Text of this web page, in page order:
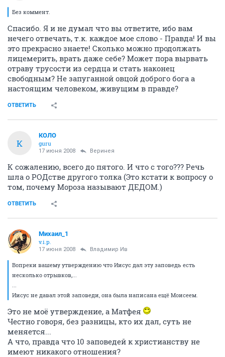
Без коммент.
Спасибо. Я и не думал что вы ответите, ибо вам
нечего отвечать, т.к. каждое мое слово - Правда! И вы
это прекрасно знаете! Сколько можно продолжать
лицемерить, врать даже себе? Может пора вырвать
отраву трусости из сердца и стать наконец
свободным? Не запуганной овцой доброго бога а
настоящим человеком, живущим в правде?
ОТВЕТИТЬ
К
КОЛО
guru
17 июня 2008 Веринея
К сожалению, всего до пятого. И что с того??? Речь
шла о РОДстве другого толка (Это кстати к вопросу о
том, почему Мороза называют ДЕДОМ.)
ОТВЕТИТЬ
Михаил_1
v.i.p.
17 июня 2008 Владимир Ив
Вопреки вашему утверждению что Иисус дал эту заповедь есть
несколько отрывков,...
...
Иисус не давал этой заповеди, она была написана ещё Моисеем.
Это не моё утверждение, а Матфея
Честно говоря, без разницы, кто их дал, суть не
меняется...
А что, правда что 10 заповедей к христианству не
имеют никакого отношения?